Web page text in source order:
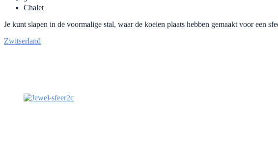
Chalet
Je kunt slapen in de voormalige stal, waar de koeien plaats hebben gemaakt voor een
Zwitserland